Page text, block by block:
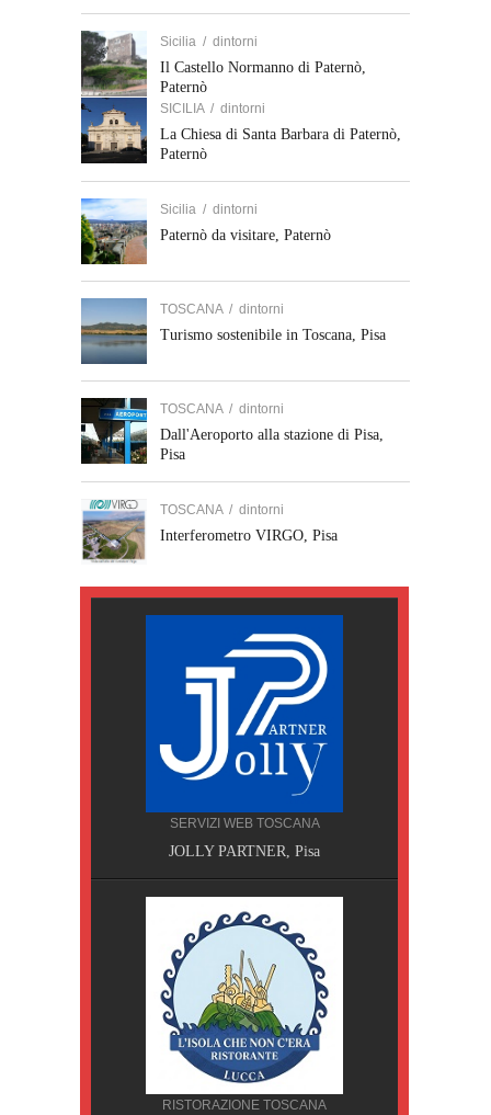
Sicilia / dintorni
Il Castello Normanno di Paternò,
Paternò
SICILIA / dintorni
La Chiesa di Santa Barbara di Paternò,
Paternò
Sicilia / dintorni
Paternò da visitare, Paternò
TOSCANA / dintorni
Turismo sostenibile in Toscana, Pisa
TOSCANA / dintorni
Dall'Aeroporto alla stazione di Pisa,
Pisa
TOSCANA / dintorni
Interferometro VIRGO, Pisa
SERVIZI WEB TOSCANA
JOLLY PARTNER, Pisa
RISTORAZIONE TOSCANA